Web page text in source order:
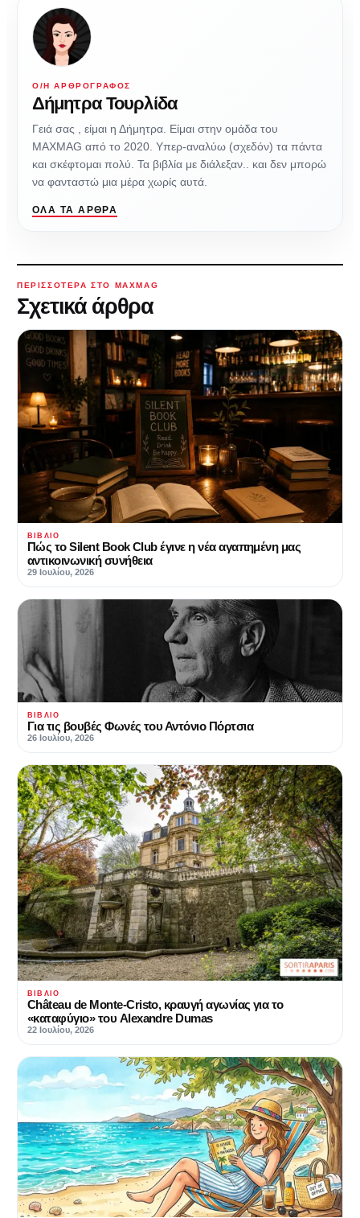
Ο/Η ΑΡΘΡΟΓΡΆΦΟΣ
Δήμητρα Τουρλίδα
Γειά σας , είμαι η Δήμητρα. Είμαι στην ομάδα του
ΜAXMAG από το 2020. Υπερ-αναλύω (σχεδόν) τα πάντα
και σκέφτομαι πολύ. Τα βιβλία με διάλεξαν.. και δεν μπορώ
να φανταστώ μια μέρα χωρίς αυτά.
ΌΛΑ ΤΑ ΆΡΘΡΑ
ΠΕΡΙΣΣΌΤΕΡΑ ΣΤΟ MAXMAG
Σχετικά άρθρα
ΒΙΒΛΊΟ
Πώς το Silent Book Club έγινε η νέα αγαπημένη μας
αντικοινωνική συνήθεια
29 Ιουλίου, 2026
ΒΙΒΛΊΟ
Για τις βουβές Φωνές του Αντόνιο Πόρτσια
26 Ιουλίου, 2026
ΒΙΒΛΊΟ
Château de Monte-Cristo, κραυγή αγωνίας για το
«καταφύγιο» του Alexandre Dumas
22 Ιουλίου, 2026